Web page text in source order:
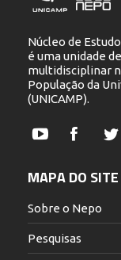
Núcleo de
é uma unidade
multidisciplinar
População da
(UNICAMP).
YouTubeFacebook
MAPA DO SITE
Sobre o Nepo
Pesquisas